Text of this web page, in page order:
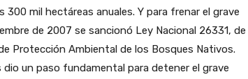
300 mil hectáreas anuales. Y para frenar el grave
de 2007 se sancionó Ley Nacional 26331, de
Protección Ambiental de los Bosques Nativos.
dio un paso fundamental para detener el grave